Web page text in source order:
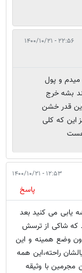
۲۲:۵۶ - ۱۴۰۰/۱۰/۲۱
و پول
بشه خرج
قدر خشن
این که کلی
هست
۱۲:۵۳ - ۱۴۰۰/۱۰/۲۱
پاسخ
یابی می کنید بعد
که شاکی از ترسش
وضع همینه و این
راحته،این همه
مجرمین با وثیقه